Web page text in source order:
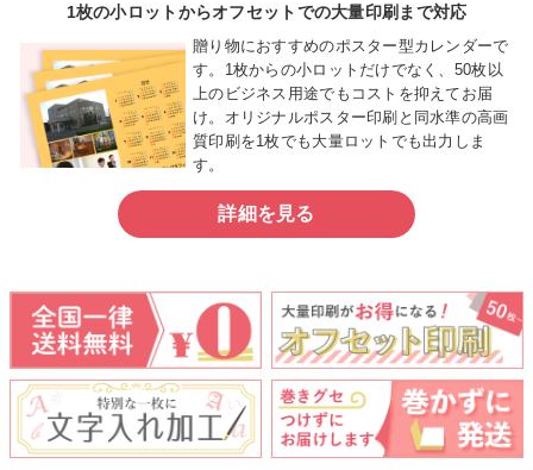
1枚の小ロットからオフセットでの大量印刷まで対応
贈り物におすすめのポスター型カレンダーで
す。1枚からの小ロットだけでなく、50枚以
上のビジネス用途でもコストを抑えてお届
け。オリジナルポスター印刷と同水準の高画
質印刷を1枚でも大量ロットでも出力しま
す。
詳細を見る